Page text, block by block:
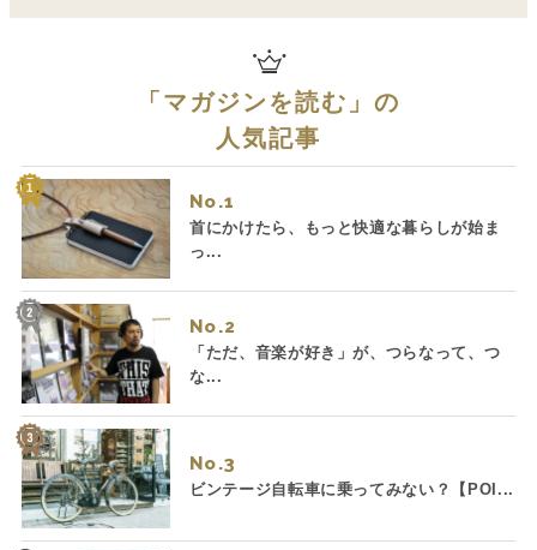
「 マガジンを読む 」の
人気記事
No.
首にかけたら、もっと快適な暮らしが始ま
っ...
No.
「ただ、音楽が好き」が、つらなって、つ
な...
No.
ビンテージ自転車に乗ってみない？【POI...